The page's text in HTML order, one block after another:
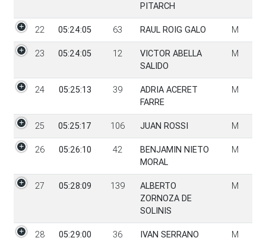
PITARCH
22 05:24:05 63 RAUL ROIG GALO M
23 05:24:05 12
VICTOR ABELLA
SALIDO
M
24 05:25:13 39
ADRIA ACERET
FARRE
M
25 05:25:17 106 JUAN ROSSI M
26 05:26:10 42
BENJAMIN NIETO
MORAL
M
27 05:28:09 139
ALBERTO
ZORNOZA DE
SOLINIS
M
28 05:29:00 36
IVAN SERRANO
M